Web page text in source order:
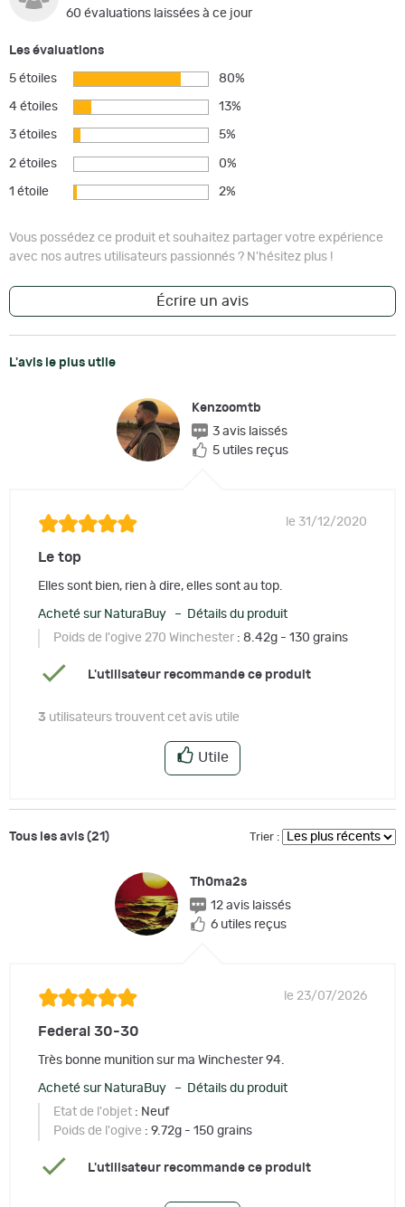
60 évaluations laissées à ce jour
Les évaluations
5 étoiles 80%
4 étoiles 13%
3 étoiles 5%
2 étoiles 0%
1 étoile 2%
Vous possédez ce produit et souhaitez partager votre expérience
avec nos autres utilisateurs passionnés ? N'hésitez plus !
Écrire un avis
L'avis le plus utile
Kenzoomtb
3 avis laissés
5 utiles reçus
le 31/12/2020
Le top
Elles sont bien, rien à dire, elles sont au top.
Acheté sur NaturaBuy – Détails du produit
Poids de l'ogive 270 Winchester : 8.42g - 130 grains
L'utilisateur recommande ce produit
3 utilisateurs trouvent cet avis utile
Utile
Tous les avis (21) Trier :
Th0ma2s
12 avis laissés
6 utiles reçus
le 23/07/2026
Federal 30-30
Très bonne munition sur ma Winchester 94.
Acheté sur NaturaBuy – Détails du produit
Etat de l'objet : Neuf
Poids de l'ogive : 9.72g - 150 grains
L'utilisateur recommande ce produit